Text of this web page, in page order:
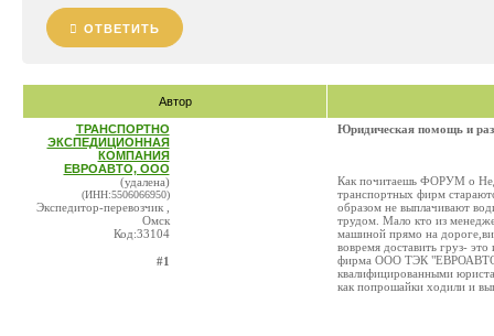
ОТВЕТИТЬ
Автор
ТРАНСПОРТНО
ЭКСПЕДИЦИОННАЯ
КОМПАНИЯ
ЕВРОАВТО, ООО
(удалена)
(ИНН:5506066950)
Экспедитор-перевозчик ,
Омск
Код:33104
#1
Юридическая помощь и
Как почитаешь ФОРУМ о
транспортных фирм
образом не выплачивают
трудом. Мало кто из
машиной прямо на
вовремя доставить груз-
фирма ООО ТЭК "ЕВРОАВТО"
квалифицированными
как попрошайки ходили и